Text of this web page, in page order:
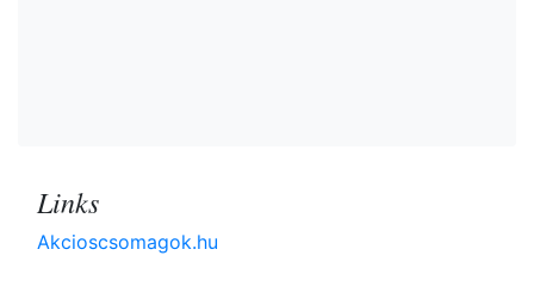
Links
Akcioscsomagok.hu